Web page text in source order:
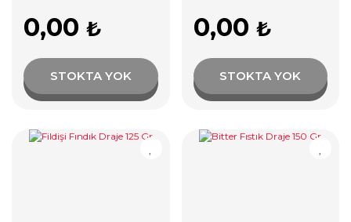
0,00 ₺
STOKTA YOK
0,00 ₺
STOKTA YOK